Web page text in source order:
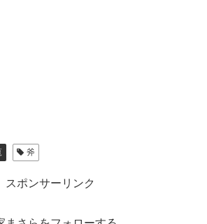
斧
スポンサーリンク